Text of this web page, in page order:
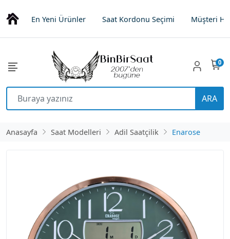
En Yeni Ürünler Saat Kordonu Seçimi Müşteri
ARA
0
Anasayfa Saat Modelleri Adil Saatçilik Enarose